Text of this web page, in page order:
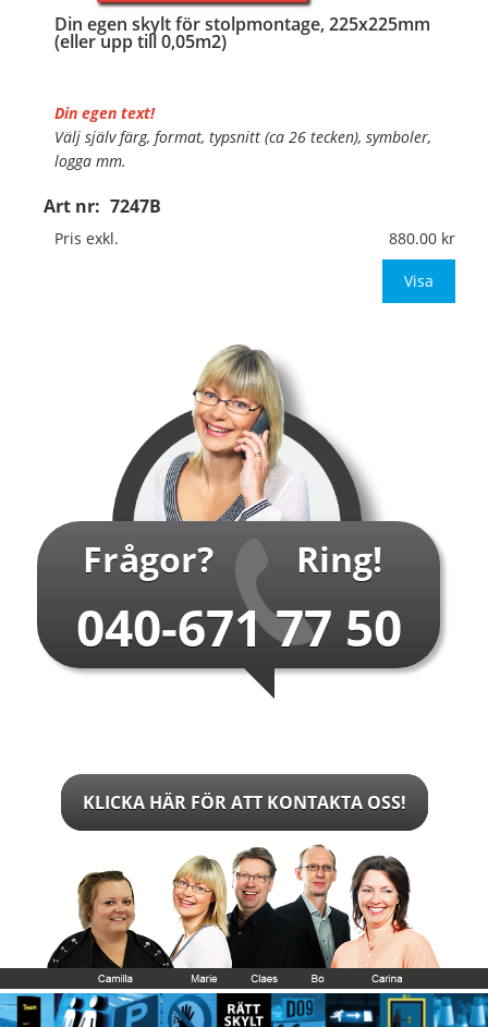
Din egen skylt för stolpmontage, 225x225mm
(eller upp till 0,05m2)
Art nr: 7247B
Din egen text!
Välj själv färg, format, typsnitt (ca 26 tecken), symboler,
logga mm.
Material:Kantvikt aluminium, 2mm (stolpmontage)
Mått:225x225mm (eller annat mått upp till 0,05m²)
Pris exkl. 880.00
Visa
Frågor? Ring!
040-671 77 50
KLICKA HÄR FÖR ATT KONTAKTA OSS!